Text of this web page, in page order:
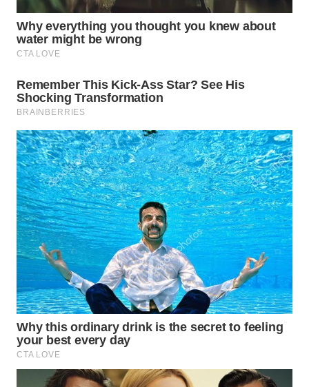
WN
PRIANGAN
TIMUR
SEMARANG
SOLO
WN
BOROBUDUR
WN
MADURA
WN
SURABAYA
WN
NATUNA
WN